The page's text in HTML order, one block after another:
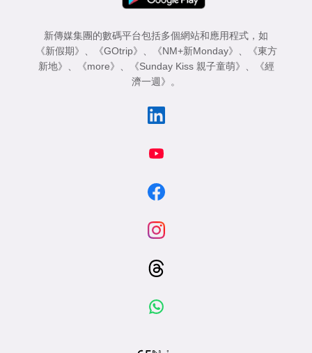
新傳媒集團的數碼平台包括多個網站和應用程式，如
《新假期》 、 《GOtrip》 、 《NM+新Monday》 、
《東方
新地》 、 《more》 、 《Sunday Kiss 親子童萌》 、
《經
濟一週》 。